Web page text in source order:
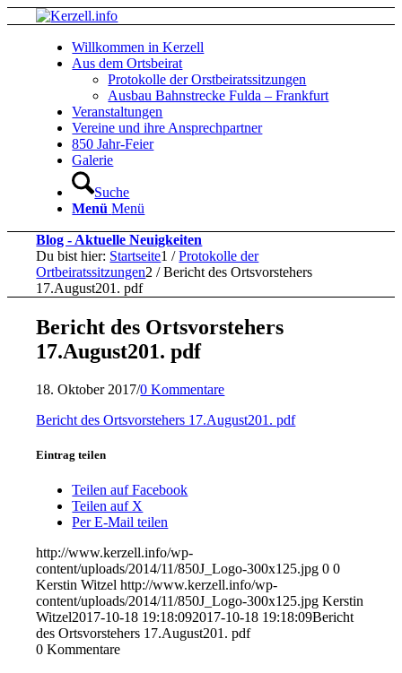
Willkommen in Kerzell
Aus dem Ortsbeirat
Protokolle der Orstbeiratssitzungen
Ausbau Bahnstrecke Fulda – Frankfurt
Veranstaltungen
Vereine und ihre Ansprechpartner
850 Jahr-Feier
Galerie
Suche
Menü Menü
Blog - Aktuelle Neuigkeiten
Du bist hier: Startseite1 / Protokolle der
Ortbeiratssitzungen2 / Bericht des Ortsvorstehers
17.August201. pdf
Bericht des Ortsvorstehers
17.August201. pdf
18. Oktober 2017/0 Kommentare
Bericht des Ortsvorstehers 17.August201. pdf
Eintrag teilen
Teilen auf Facebook
Teilen auf X
Per E-Mail teilen
http://www.kerzell.info/wp-
content/uploads/2014/11/850J_Logo-300x125.jpg 0 0
Kerstin Witzel http://www.kerzell.info/wp-
content/uploads/2014/11/850J_Logo-300x125.jpg Kerstin
Witzel2017-10-18 19:18:092017-10-18 19:18:09Bericht
des Ortsvorstehers 17.August201. pdf
0 Kommentare